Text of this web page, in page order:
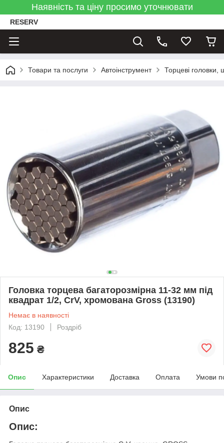
Наявність та ціну просимо уточнювати
RESERV
Товари та послуги Автоінструмент Торцеві головки,
Головка торцева багаторозмірна 11-32 мм під
квадрат 1/2, CrV, хромована Gross (13190)
Немає в наявності
Код: 13190
Роздріб
825 ₴
Опис Характеристики Доставка Оплата Умови
Опис
Опис: